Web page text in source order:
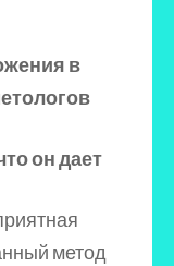
в
он дает
метод